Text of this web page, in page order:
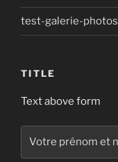
test-galerie-photos
TITLE
Text above form